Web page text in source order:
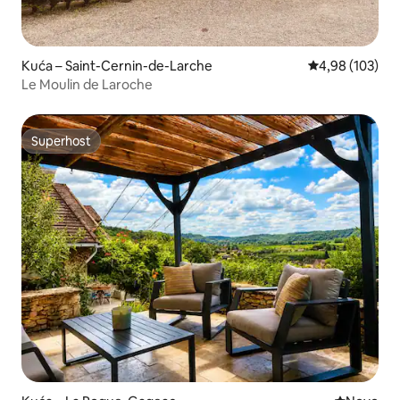
Kuća – Saint-Cernin-de-Larche Prosječna
4,98 (103)
Le Moulin de Laroche
Superhost
Superhost